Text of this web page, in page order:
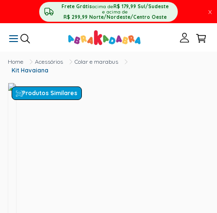
Frete Grátisacima deR$ 179,99 Sul/Sudeste
e acima de
R$ 299,99 Norte/Nordeste/Centro Oeste
X
Acessórios
Colar e marabus
Kit Havaiana
Produtos Similares